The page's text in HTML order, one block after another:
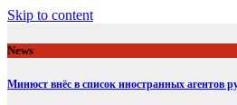
Skip to content
News
Минюст внёс в список иностранных агентов